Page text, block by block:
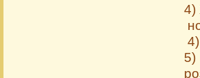
4)
5)